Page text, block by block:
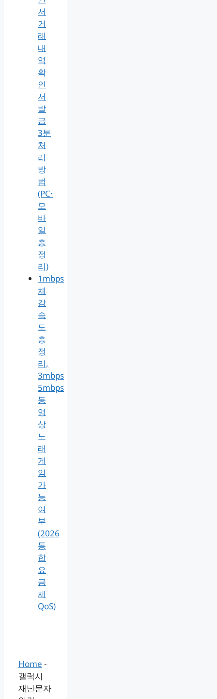
서
거
래
내
역
확
인
서
발
급
3분
처
리
방
법
(PC·
모
바
일
총
정
리)
1mbps
체
감
속
도
총
정
리,
3mbps
5mbps
동
영
상
노
래
게
임
가
능
여
부
(2026
통
합
요
금
제
QoS)
Home -
갤럭시
재난문자